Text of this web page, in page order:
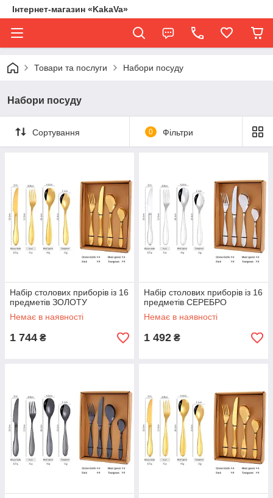
Інтернет-магазин «KakaVa»
Товари та послуги Набори посуду
Набори посуду
Сортування 0 Фільтри
Набір столових приборів із 16
предметів ЗОЛОТУ
Немає в наявності
1 744 ₴
Набір столових приборів із 16
предметів СЕРЕБРО
Немає в наявності
1 492 ₴